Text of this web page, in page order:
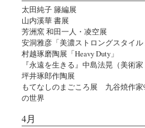
太田純子 籐編展
山内溪華 書展
芳洲窯 和田一人・凌空展
安洞雅彦「美濃ストロングスタイル
村越琢磨陶展「Heavy Duty」
『永遠を生きる』中島法晃（美術
坪井琢郎作陶展
もてなしのまごころ展 九谷焼作家
の世界
4月